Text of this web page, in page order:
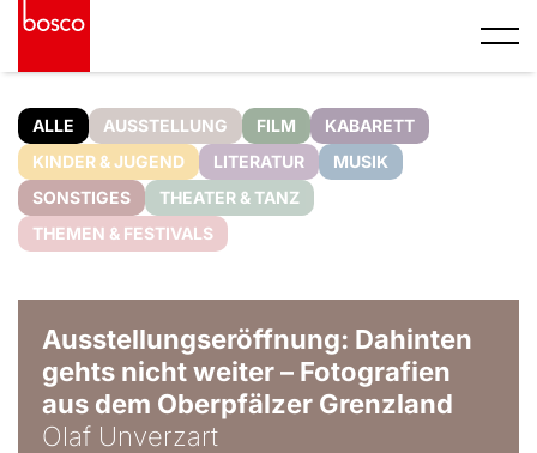
ALLE AUSSTELLUNG FILM
KABARETT
KINDER & JUGEND
LITERATUR
MUSIK
SONSTIGES
THEATER & TANZ
THEMEN & FESTIVALS
Ausstellungseröffnung: Dahinten
gehts nicht weiter – Fotografien
aus dem Oberpfälzer Grenzland
Olaf Unverzart